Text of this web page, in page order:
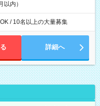
内）
/ 10名以上の大量募集
詳細へ